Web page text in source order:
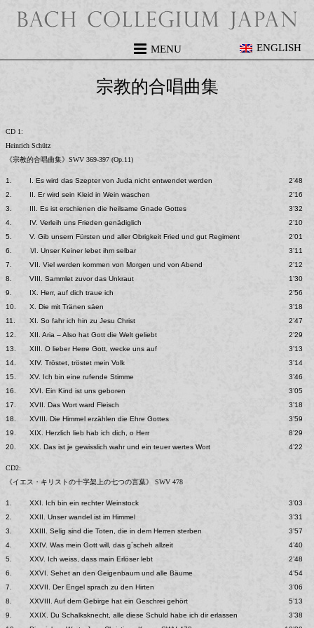
MENU ENGLISH
宗教的合唱曲集
CD 1:
Heinrich Schütz
《宗教的合唱曲集》SWV 369-397 (Op.11)
1. I. Es wird das Szepter von Juda nicht entwendet werden
2’48
2.
II. Er wird sein Kleid in Wein waschen
2’16
3.
III. Es ist erschienen die heilsame Gnade Gottes
3’32
4.
IV. Verleih uns Frieden genädiglich
2’10
5.
V. Gib unsern Fürsten und aller Obrigkeit Fried und gut Regiment
2’01
6.
Ⅵ. Unser Keiner lebet ihm selbar
3’11
7.
VII. Viel werden kommen von Morgen und von Abend
2’12
8.
VIII. Sammlet zuvor das Unkraut
1’30
9.
IX. Herr, auf dich traue ich
2’56
10.
X. Die mit Tränen säen
3’18
11.
XI. So fahr ich hin zu Jesu Christ
2’47
12.
XII. Aria – Also hat Gott die Welt geliebt
2’29
13.
XIII. O lieber Herre Gott, wecke uns auf
3’13
14.
XIV. Tröstet, tröstet mein Volk
3’14
15.
XV. Ich bin eine rufende Stimme
3’46
16.
XVI. Ein Kind ist uns geboren
3’05
17.
XVII. Das Wort ward Fleisch
3’18
18.
XVIII. Die Himmel erzählen die Ehre Gottes
3’59
19.
XIX. Herzlich lieb hab ich dich, o Herr
8’29
20.
XX. Das ist je gewisslich wahr und ein teuer wertes Wort 4’22
CD2:
《イエス・キリストの十字架上の七つの言葉》 SWV 478
1. XXI. Ich bin ein rechter Weinstock
3’03
2.
XXII. Unser wandel ist im Himmel
3’31
3.
XXIII. Selig sind die Toten, die in dem Herren sterben
3’57
4.
XXIV. Was mein Gott will, das g´scheh allzeit
4’40
5.
XXV. Ich weiss, dass main Erlöser lebt
2’48
6.
XXVI. Sehet an den Geigenbaum und alle Bäume
4’54
7.
XXVII. Der Engel sprach zu den Hirten
3’06
8.
XXVIII. Auf dem Gebirge hat ein Geschrei gehört
5’13
9.
XXIX. Du Schalksknecht, alle diese Schuld habe ich dir erlassen
3’38